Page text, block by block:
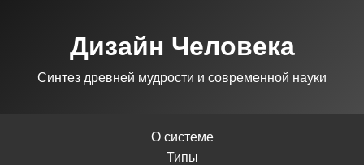
Дизайн Человека
Синтез древней мудрости и современной науки
О системе
Типы